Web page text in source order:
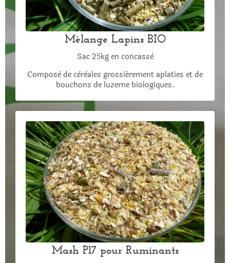
Mèlange Lapins BIO
Sac 25kg en concassè
Composè de cèrèales grossiérement aplaties et de
bouchons de luzerne biologiques.
Mash P17 pour Ruminants